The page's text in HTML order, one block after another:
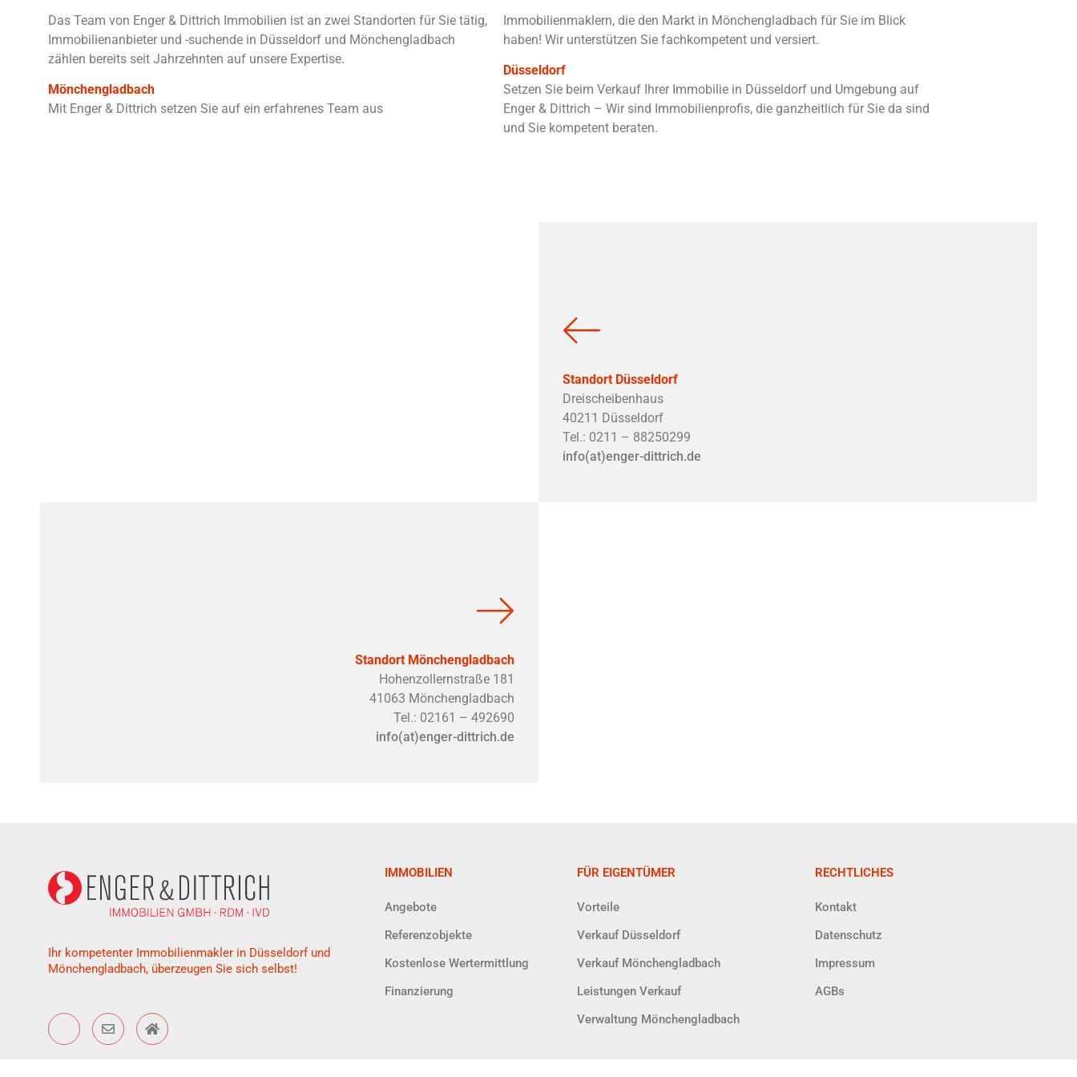
Das Team von Enger & Dittrich Immobilien ist an zwei Standorten für Sie tätig,
Immobilienanbieter und -suchende in Düsseldorf und Mönchengladbach
zählen bereits seit Jahrzehnten auf unsere Expertise.
Mönchengladbach
Mit Enger & Dittrich setzen Sie auf ein erfahrenes Team aus
Immobilienmaklern, die den Markt in Mönchengladbach für Sie im Blick
haben! Wir unterstützen Sie fachkompetent und versiert.
Düsseldorf
Setzen Sie beim Verkauf Ihrer Immobilie in Düsseldorf und Umgebung auf
Enger & Dittrich – Wir sind Immobilienprofis, die ganzheitlich für Sie da sind
und Sie kompetent beraten.
Standort Düsseldorf
Dreischeibenhaus
40211 Düsseldorf
Tel.: 0211 – 88250299
info(at)enger-dittrich.de
Standort Mönchengladbach
Hohenzollernstraße 181
41063 Mönchengladbach
Tel.: 02161 – 492690
info(at)enger-dittrich.de
Ihr kompetenter Immobilienmakler in Düsseldorf und
Mönchengladbach, überzeugen Sie sich selbst!
IMMOBILIEN
Angebote
Referenzobjekte
Kostenlose Wertermittlung
Finanzierung
FÜR EIGENTÜMER
Vorteile
Verkauf Düsseldorf
Verkauf Mönchengladbach
Leistungen Verkauf
Verwaltung Mönchengladbach
RECHTLICHES
Kontakt
Datenschutz
Impressum
AGBs